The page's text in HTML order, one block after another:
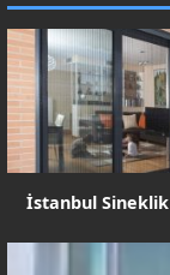
İstanbul Sineklik